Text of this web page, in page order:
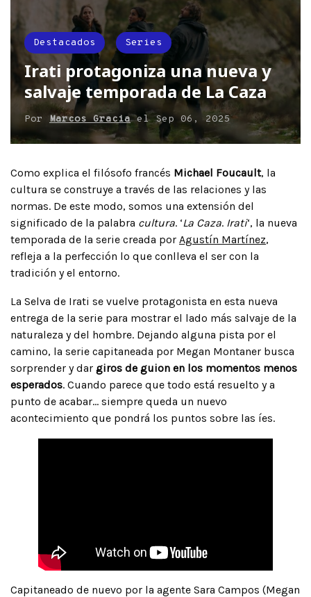
Destacados Series
Irati protagoniza una nueva y
salvaje temporada de La Caza
Por Marcos GraciaelSep 06, 2025
Como explica el filósofo francés Michael Foucault, la
cultura se construye a través de las relaciones y las
normas. De este modo, somos una extensión del
significado de la palabra cultura. ‘La Caza. Irati‘, la nueva
temporada de la serie creada por Agustín Martínez,
refleja a la perfección lo que conlleva el ser con la
tradición y el entorno.
La Selva de Irati se vuelve protagonista en esta nueva
entrega de la serie para mostrar el lado más salvaje de la
naturaleza y del hombre. Dejando alguna pista por el
camino, la serie capitaneada por Megan Montaner busca
sorprender y dar giros de guion en los momentos menos
esperados. Cuando parece que todo está resuelto y a
punto de acabar… siempre queda un nuevo
acontecimiento que pondrá los puntos sobre las íes.
Capitaneado de nuevo por la agente Sara Campos (Megan